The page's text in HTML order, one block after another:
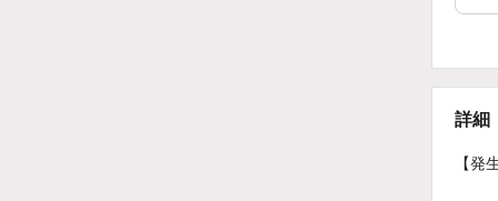
詳細
【発